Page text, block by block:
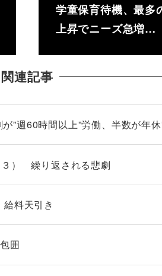
学童保育待機、最多
上昇でニーズ急増…
関連記事
週60時間以上”労働、半数が年休
） 繰り返される悲劇
料天引き
囲